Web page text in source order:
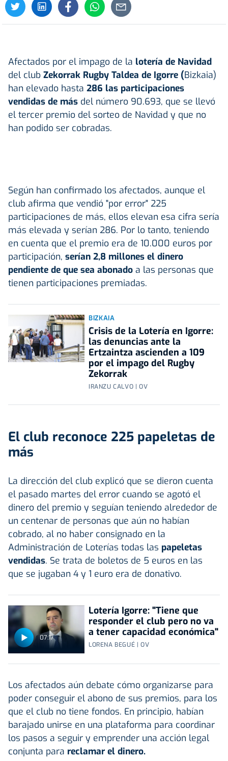
Afectados por el impago de la lotería de Navidad
del club Zekorrak Rugby Taldea de Igorre (Bizkaia)
han elevado hasta 286 las participaciones
vendidas de más del número 90.693, que se llevó
el tercer premio del sorteo de Navidad y que no
han podido ser cobradas.
Según han confirmado los afectados, aunque el
club afirma que vendió "por error" 225
participaciones de más, ellos elevan esa cifra sería
más elevada y serían 286. Por lo tanto, teniendo
en cuenta que el premio era de 10.000 euros por
participación, serían 2,8 millones el dinero
pendiente de que sea abonado a las personas que
tienen participaciones premiadas.
BIZKAIA
Crisis de la Lotería en Igorre:
las denuncias ante la
Ertzaintza ascienden a 109
por el impago del Rugby
Zekorrak
IRANZU CALVO | OV
El club reconoce 225 papeletas de
más
La dirección del club explicó que se dieron cuenta
el pasado martes del error cuando se agotó el
dinero del premio y seguían teniendo alrededor de
un centenar de personas que aún no habían
cobrado, al no haber consignado en la
Administración de Loterías todas las papeletas
vendidas. Se trata de boletos de 5 euros en las
que se jugaban 4 y 1 euro era de donativo.
07:17
Lotería Igorre: "Tiene que
responder el club pero no va
a tener capacidad económica"
LORENA BEGUÉ | OV
Los afectados aún debate cómo organizarse para
poder conseguir el abono de sus premios, para los
que el club no tiene fondos. En principio, habían
barajado unirse en una plataforma para coordinar
los pasos a seguir y emprender una acción legal
conjunta para reclamar el dinero.